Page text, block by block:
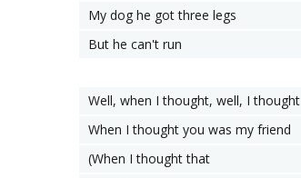
My dog he got three legs
But he can't run
Well, when I thought, well, I thought
When I thought you was my friend
(When I thought that